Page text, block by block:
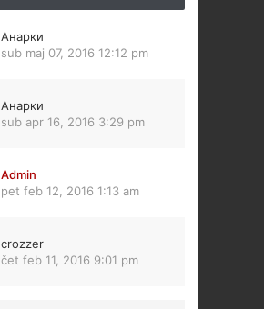
Анарки
sub maj 07, 2016 12:12 pm
Анарки
sub apr 16, 2016 3:29 pm
Admin
pet feb 12, 2016 1:13 am
crozzer
čet feb 11, 2016 9:01 pm